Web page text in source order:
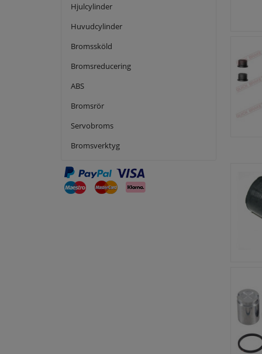
Hjulcylinder
Huvudcylinder
Bromssköld
Bromsreducering
ABS
Bromsrör
Servobroms
Bromsverktyg